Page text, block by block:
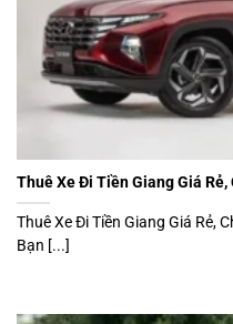
Thuê Xe Đi Tiền Giang Giá
Thuê Xe Đi Tiền Giang Giá Rẻ,
Bạn [...]